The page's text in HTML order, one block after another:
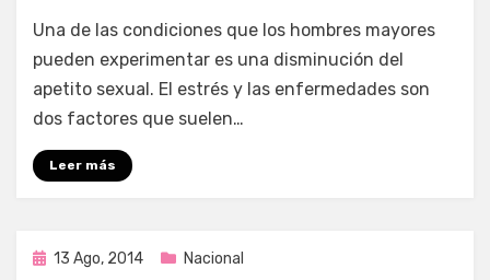
por Enrique
Una de las condiciones que los hombres mayores
pueden experimentar es una disminución del
apetito sexual. El estrés y las enfermedades son
dos factores que suelen…
Leer más
Publicada
13 Ago, 2014 Nacional